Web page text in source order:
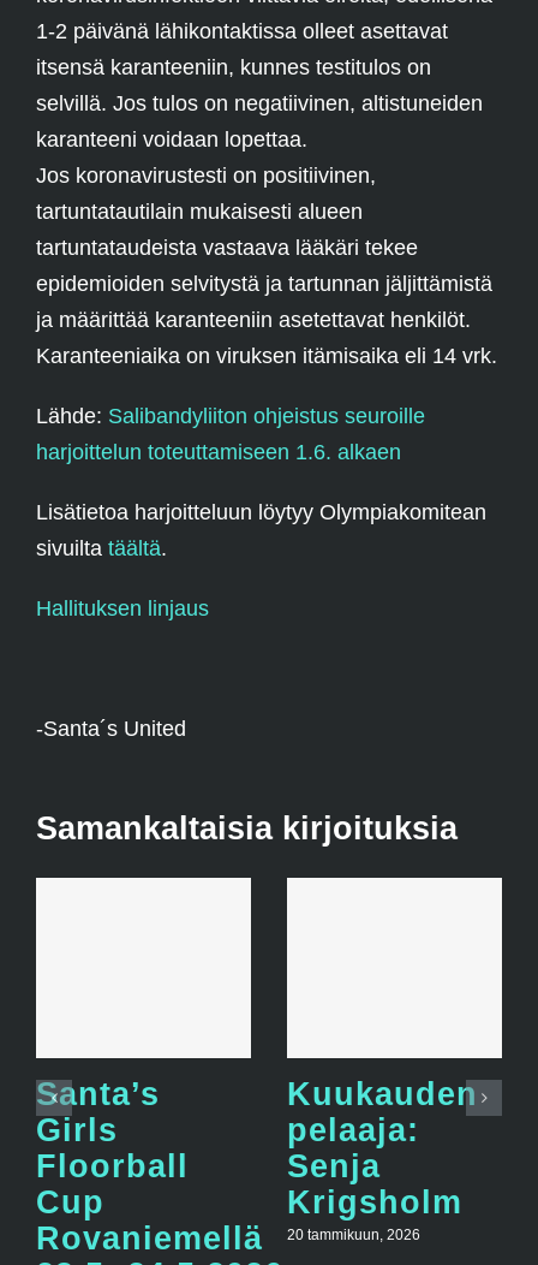
1-2 päivänä lähikontaktissa olleet asettavat
itsensä karanteeniin, kunnes testitulos on
selvillä. Jos tulos on negatiivinen, altistuneiden
karanteeni voidaan lopettaa.
Jos koronavirustesti on positiivinen,
tartuntatautilain mukaisesti alueen
tartuntataudeista vastaava lääkäri tekee
epidemioiden selvitystä ja tartunnan jäljittämistä
ja määrittää karanteeniin asetettavat henkilöt.
Karanteeniaika on viruksen itämisaika eli 14 vrk.
Lähde: Salibandyliiton ohjeistus seuroille
harjoittelun toteuttamiseen 1.6. alkaen
Lisätietoa harjoitteluun löytyy Olympiakomitean
sivuilta täältä.
Hallituksen linjaus
-Santa´s United
Samankaltaisia kirjoituksia
Santa’s
Girls
Floorball
Cup
Rovaniemellä
Kuukauden
pelaaja:
Senja
Krigsholm
20 tammikuun, 2026